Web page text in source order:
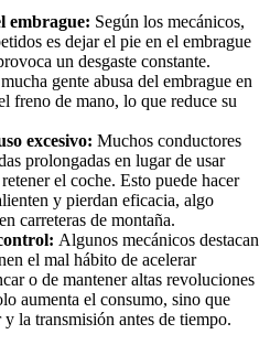
embrague: Según los mecánicos,
es dejar el pie en el embrague
un desgaste constante.
gente abusa del embrague en
freno de mano, lo que reduce su
excesivo: Muchos conductores
prolongadas en lugar de usar
el coche. Esto puede hacer
y pierdan eficacia, algo
carreteras de montaña.
Algunos mecánicos destacan
el mal hábito de acelerar
o de mantener altas revoluciones
aumenta el consumo, sino que
la transmisión antes de tiempo.